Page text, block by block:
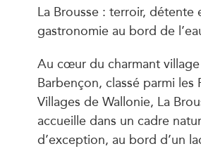
La Brousse : terroir, détente
gastronomie au bord de
Au cœur du charmant
Barbençon, classé parmi les
Villages de Wallonie, La
accueille dans un cadre
d’exception, au bord d’un